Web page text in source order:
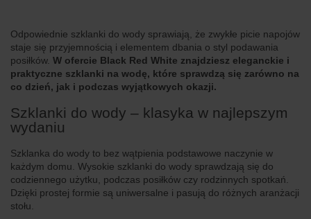
Odpowiednie szklanki do wody sprawiają, że zwykłe picie napojów
staje się przyjemnością i elementem dbania o styl podawania
posiłków. W ofercie Black Red White znajdziesz eleganckie i
praktyczne szklanki na wodę, które sprawdzą się zarówno na
co dzień, jak i podczas wyjątkowych okazji.
Szklanki do wody – klasyka w najlepszym
wydaniu
Szklanka do wody to bez wątpienia podstawowe naczynie w
każdym domu. Wysokie szklanki do wody sprawdzają się do
codziennego użytku, podczas posiłków czy rodzinnych spotkań.
Dzięki prostej formie są uniwersalne i pasują do różnych aranżacji
stołu.